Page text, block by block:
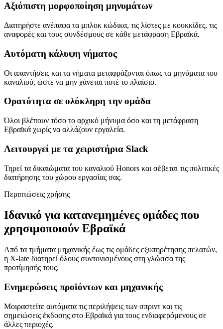
Αξιόπιστη μορφοποίηση μηνυμάτων
Διατηρήστε ανέπαφα τα μπλοκ κώδικα, τις λίστες με κουκκίδες, τις
αναφορές και τους συνδέσμους σε κάθε μετάφραση Εβραϊκά.
Αυτόματη κάλυψη νήματος
Οι απαντήσεις και τα νήματα μεταφράζονται όπως τα μηνύματα του
καναλιού, ώστε να μην χάνεται ποτέ το πλαίσιο.
Ορατότητα σε ολόκληρη την ομάδα
Όλοι βλέπουν τόσο το αρχικό μήνυμα όσο και τη μετάφραση
Εβραϊκά χωρίς να αλλάζουν εργαλεία.
Λειτουργεί με τα χειριστήρια Slack
Τηρεί τα δικαιώματα του καναλιού Honors και σέβεται τις πολιτικές
διατήρησης του χώρου εργασίας σας.
Περιπτώσεις χρήσης
Ιδανικό για κατανεμημένες ομάδες που
χρησιμοποιούν Εβραϊκά
Από τα τμήματα μηχανικής έως τις ομάδες εξυπηρέτησης πελατών,
η X-late διατηρεί όλους συντονισμένους στη γλώσσα της
προτίμησής τους.
Ενημερώσεις προϊόντων και μηχανικής
Μοιραστείτε αυτόματα τις περιλήψεις των σπριντ και τις
σημειώσεις έκδοσης στο Εβραϊκά για τους ενδιαφερόμενους σε
άλλες περιοχές.